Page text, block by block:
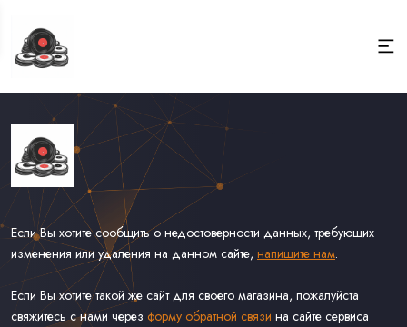
Если Вы хотите сообщить о недостоверности данных, требующих
изменения или удаления на данном сайте, напишите нам.
Если Вы хотите такой же сайт для своего магазина, пожалуйста
свяжитесь с нами через форму обратной связи на сайте сервиса